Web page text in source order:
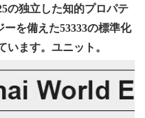
の独立した知的プロパテ
を備えた53333の標準化